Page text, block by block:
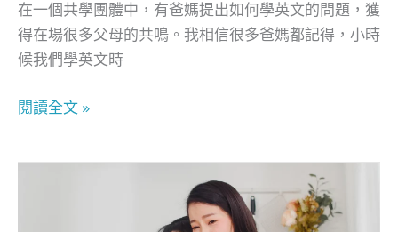
在一個共學團體中，有爸媽提出如何學英文的問題，獲
得在場很多父母的共鳴。我相信很多爸媽都記得，小時
候我們學英文時
一
半！
讓
子
閱讀全文 »